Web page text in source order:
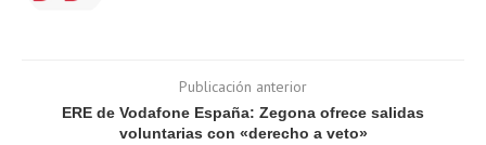
Publicación anterior
ERE de Vodafone España: Zegona ofrece salidas
voluntarias con «derecho a veto»